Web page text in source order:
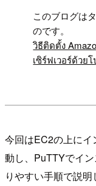
このブログは
のです。
วิธีติดตั้ง
เซิร์ฟเวอร์ด้วย
今回はEC2の上に
動し、PuTTYでイ
りやすい手順で説